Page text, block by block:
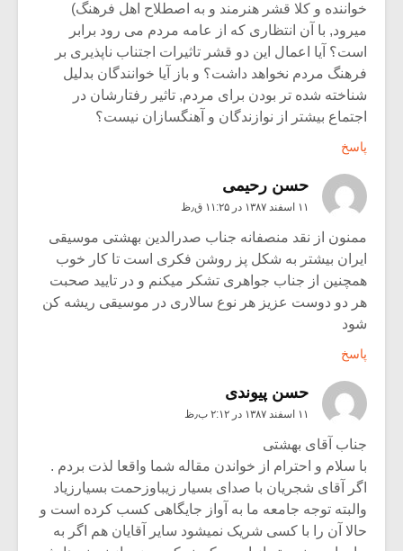
خواننده و کلا قشر هنرمند و به اصطلاح اهل فرهنگ)
میرود, با آن انتظاری که از عامه مردم می رود برابر
است؟ آیا اعمال این دو قشر تاثیرات اجتناب ناپذیری بر
فرهنگ مردم نخواهد داشت؟ و باز آیا خوانندگان بدلیل
شناخته شده تر بودن برای مردم, تاثیر رفتارشان در
اجتماع بیشتر از نوازندگان و آهنگسازان نیست؟
پاسخ
حسن رحیمی
۱۱ اسفند ۱۳۸۷ در ۱۱:۲۵ ق٫ظ
ممنون از نقد منصفانه جناب صدرالدین بهشتی موسیقی
ایران بیشتر به شکل پز روشن فکری است تا کار خوب
همچنین از جناب جواهری تشکر میکنم و در تایید صحبت
هر دو دوست عزیز هر نوع سالاری در موسیقی ریشه کن
شود
پاسخ
حسن پیوندی
۱۱ اسفند ۱۳۸۷ در ۲:۱۲ ب٫ظ
جناب آقای بهشتی
با سلام و احترام از خواندن مقاله شما واقعا لذت بردم .
اگر آقای شجریان با صدای بسیار زیباوزحمت بسیارزیاد
والبته توجه جامعه ما به آواز جایگاهی کسب کرده است و
حالا آن را با کسی شریک نمیشود سایر آقایان هم اگر به